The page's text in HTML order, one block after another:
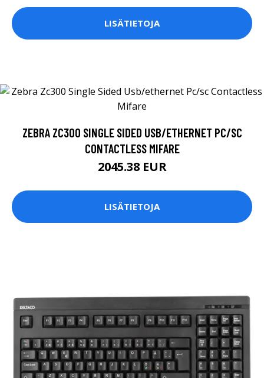
LISÄTIETOJA
ZEBRA ZC300 SINGLE SIDED USB/ETHERNET PC/SC
CONTACTLESS MIFARE
2045.38 EUR
LISÄTIETOJA